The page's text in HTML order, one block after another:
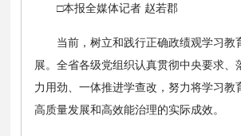
□本报全媒体记者 赵若郡
当前，树立和践行正确政绩观学习教
展。全省各级党组织认真贯彻中央要求、
力用劲、一体推进学查改，努力将学习教
高质量发展和高效能治理的实际成效。